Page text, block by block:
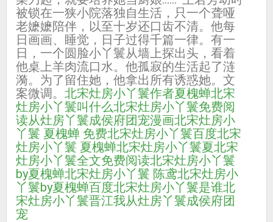
被锁在一狭小院落独自生活，只一个聋哑
老嬷嬷陪伴，以至十岁还口齿不清。他每
日画画、睡觉，日子过得千篇一律。有一
日，一个圆脸小丫鬟从墙上探出头，看着
他桌上羊肉流口水。他孤寂的生活起了涟
漪。为了留住她，他拿出所有诱惑她。文
案微调。 北宋灶房小丫鬟作者夏槐蝉北宋
灶房小丫鬟叫什么北宋灶房小丫鬟免费阅
读从灶房丫鬟成侯府团宠漫画北宋灶房小
丫鬟 夏槐蝉 免费北宋灶房小丫鬟百度北宋
灶房小丫鬟 夏槐蝉北宋灶房小丫鬟夏北宋
灶房小丫鬟全文免费阅读北宋灶房小丫鬟
by夏槐蝉北宋灶房小丫鬟 陈鸢北宋灶房小
丫鬟by夏槐蝉百度北宋灶房小丫鬟是谁北
宋灶房小丫鬟晋江我从灶房丫鬟成侯府团
宠